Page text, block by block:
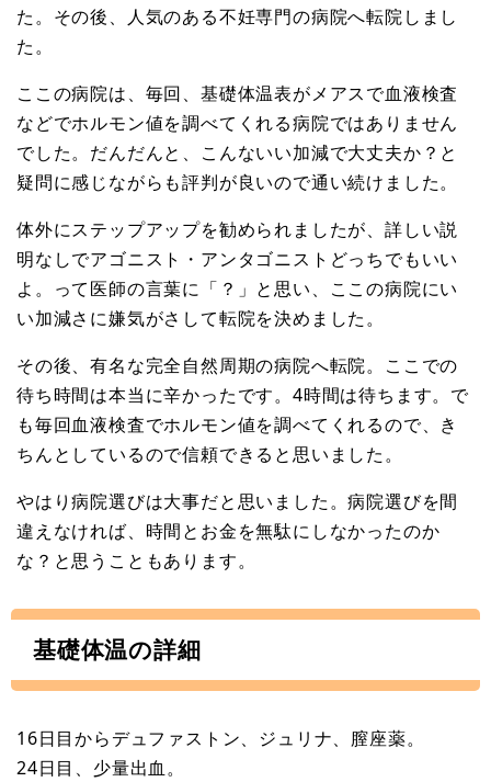
た。その後、人気のある不妊専門の病院へ転院しまし
た。
ここの病院は、毎回、基礎体温表がメアスで血液検査
などでホルモン値を調べてくれる病院ではありません
でした。だんだんと、こんないい加減で大丈夫か？と
疑問に感じながらも評判が良いので通い続けました。
体外にステップアップを勧められましたが、詳しい説
明なしでアゴニスト・アンタゴニストどっちでもいい
よ。って医師の言葉に「？」と思い、ここの病院にい
い加減さに嫌気がさして転院を決めました。
その後、有名な完全自然周期の病院へ転院。ここでの
待ち時間は本当に辛かったです。4時間は待ちます。で
も毎回血液検査でホルモン値を調べてくれるので、き
ちんとしているので信頼できると思いました。
やはり病院選びは大事だと思いました。病院選びを間
違えなければ、時間とお金を無駄にしなかったのか
な？と思うこともあります。
基礎体温の詳細
16日目からデュファストン、ジュリナ、膣座薬。
24日目、少量出血。